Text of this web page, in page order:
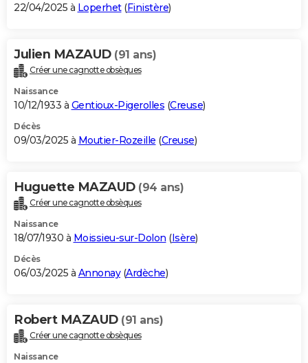
22/04/2025 à Loperhet(Finistère)
Julien MAZAUD (91 ans)
Créer une cagnotte obsèques
Naissance
10/12/1933 à Gentioux-Pigerolles (Creuse)
Décès
09/03/2025 à Moutier-Rozeille (Creuse)
Huguette MAZAUD (94 ans)
Créer une cagnotte obsèques
Naissance
18/07/1930 à Moissieu-sur-Dolon (Isère)
Décès
06/03/2025 à Annonay(Ardèche)
Robert MAZAUD (91 ans)
Créer une cagnotte obsèques
Naissance